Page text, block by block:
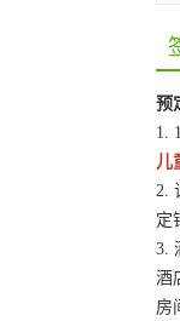
预
1.
儿
2.
定
3.
酒
房